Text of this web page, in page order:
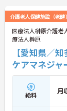
介護老人保健施設（老健）
医療法人榊原介護
療法人榊原
【愛知県／
ケアマネジャ
給料 月